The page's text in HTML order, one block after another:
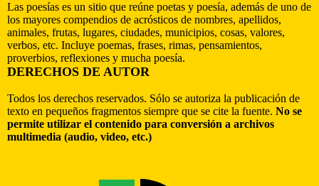
Las poesías es un sitio que reúne poetas y poesía, además de uno de
los mayores compendios de acrósticos de nombres, apellidos,
animales, frutas, lugares, ciudades, municipios, cosas, valores,
verbos, etc. Incluye poemas, frases, rimas, pensamientos,
proverbios, reflexiones y mucha poesía.
DERECHOS DE AUTOR
Todos los derechos reservados. Sólo se autoriza la publicación de
texto en pequeños fragmentos siempre que se cite la fuente. No se
permite utilizar el contenido para conversión a archivos
multimedia (audio, video, etc.)